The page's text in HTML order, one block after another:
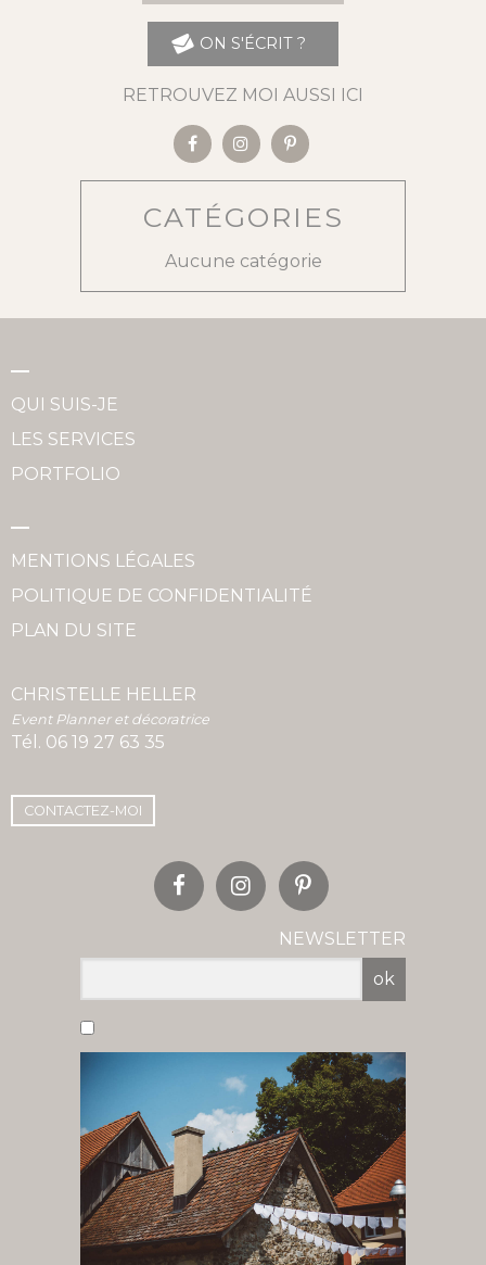
ON S'ÉCRIT ?
RETROUVEZ MOI AUSSI ICI
CATÉGORIES
Aucune catégorie
QUI SUIS-JE
LES SERVICES
PORTFOLIO
MENTIONS LÉGALES
POLITIQUE DE CONFIDENTIALITÉ
PLAN DU SITE
CHRISTELLE HELLER
Event Planner et décoratrice
Tél. 06 19 27 63 35
CONTACTEZ-MOI
NEWSLETTER
ok